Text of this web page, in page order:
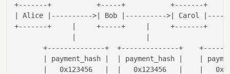
| Alice | ---------->| Bob | ---------->| Carol |
+-------+
|     +-----+     |
     +-------+
|                 |
+--------------+  +--------------+
| payment_hash |
| payment_hash |
|
|   0x123456   |
|   0x123456   | |